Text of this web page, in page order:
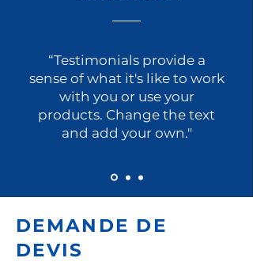
“Testimonials provide a
sense of what it's like to work
with you or use your
products. Change the text
and add your own."
DEMANDE DE
DEVIS